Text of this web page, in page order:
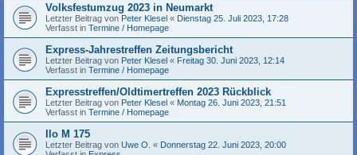
Volksfestumzug 2023 in Neumarkt
Letzter Beitrag von Peter Klesel « Dienstag 25. Juli 2023, 17:28
Verfasst in Termine / Homepage
Express-Jahrestreffen Zeitungsbericht
Letzter Beitrag von Peter Klesel « Freitag 30. Juni 2023, 12:14
Verfasst in Termine / Homepage
Expresstreffen/Oldtimertreffen 2023 Rückblick
Letzter Beitrag von Peter Klesel « Montag 26. Juni 2023, 21:51
Verfasst in Termine / Homepage
Ilo M 175
Letzter Beitrag von Uwe O. « Donnerstag 22. Juni 2023, 20:00